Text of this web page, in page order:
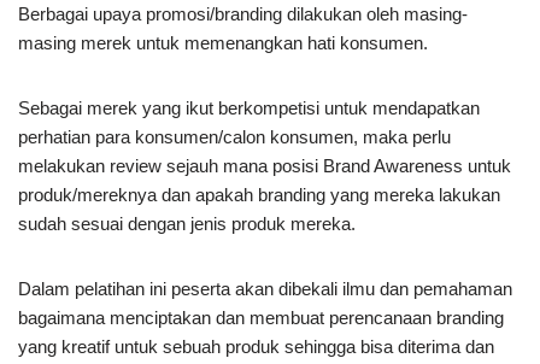
Berbagai upaya promosi/branding dilakukan oleh masing-
masing merek untuk memenangkan hati konsumen.
Sebagai merek yang ikut berkompetisi untuk mendapatkan
perhatian para konsumen/calon konsumen, maka perlu
melakukan review sejauh mana posisi Brand Awareness untuk
produk/mereknya dan apakah branding yang mereka lakukan
sudah sesuai dengan jenis produk mereka.
Dalam pelatihan ini peserta akan dibekali ilmu dan pemahaman
bagaimana menciptakan dan membuat perencanaan branding
yang kreatif untuk sebuah produk sehingga bisa diterima dan